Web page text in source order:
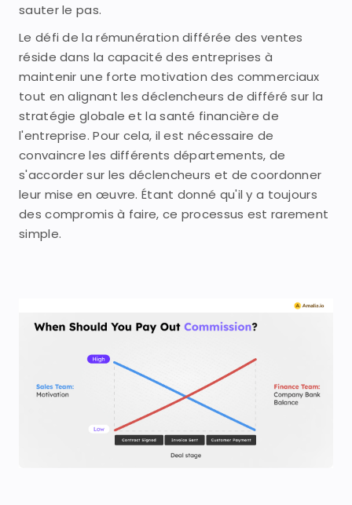
sauter le pas.
Le défi de la rémunération différée des ventes
réside dans la capacité des entreprises à
maintenir une forte motivation des commerciaux
tout en alignant les déclencheurs de différé sur la
stratégie globale et la santé financière de
l'entreprise. Pour cela, il est nécessaire de
convaincre les différents départements, de
s'accorder sur les déclencheurs et de coordonner
leur mise en œuvre. Étant donné qu'il y a toujours
des compromis à faire, ce processus est rarement
simple.